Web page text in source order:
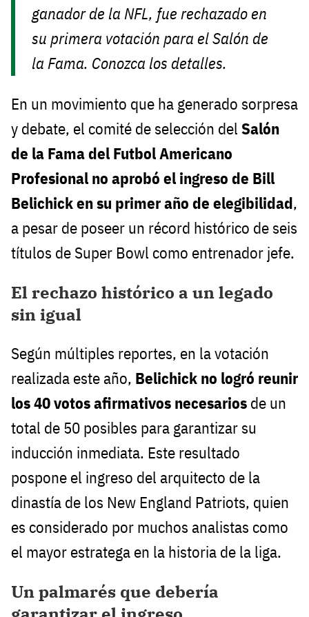
ganador de la NFL, fue rechazado en
su primera votación para el Salón de
la Fama. Conozca los detalles.
En un movimiento que ha generado sorpresa
y debate, el comité de selección del Salón
de la Fama del Futbol Americano
Profesional no aprobó el ingreso de Bill
Belichick en su primer año de elegibilidad,
a pesar de poseer un récord histórico de seis
títulos de Super Bowl como entrenador jefe.
El rechazo histórico a un legado
sin igual
Según múltiples reportes, en la votación
realizada este año, Belichick no logró reunir
los 40 votos afirmativos necesarios de un
total de 50 posibles para garantizar su
inducción inmediata. Este resultado
pospone el ingreso del arquitecto de la
dinastía de los New England Patriots, quien
es considerado por muchos analistas como
el mayor estratega en la historia de la liga.
Un palmarés que debería